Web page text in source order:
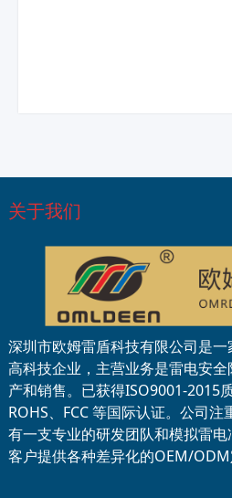
关于我们
深圳市欧姆雷盾科技有限公司是
高科技企业，主营业务是雷电安
产和销售。已获得ISO9001-2015
ROHS、FCC 等国际认证。公司
有一支专业的研发团队和模拟雷
客户提供各种差异化的OEM/ODM